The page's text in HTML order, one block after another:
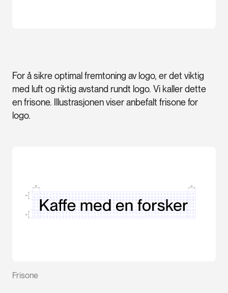
For å sikre optimal fremtoning av logo, er det viktig
med luft og riktig avstand rundt logo. Vi kaller dette
en frisone. Illustrasjonen viser anbefalt frisone for
logo.
Frisone